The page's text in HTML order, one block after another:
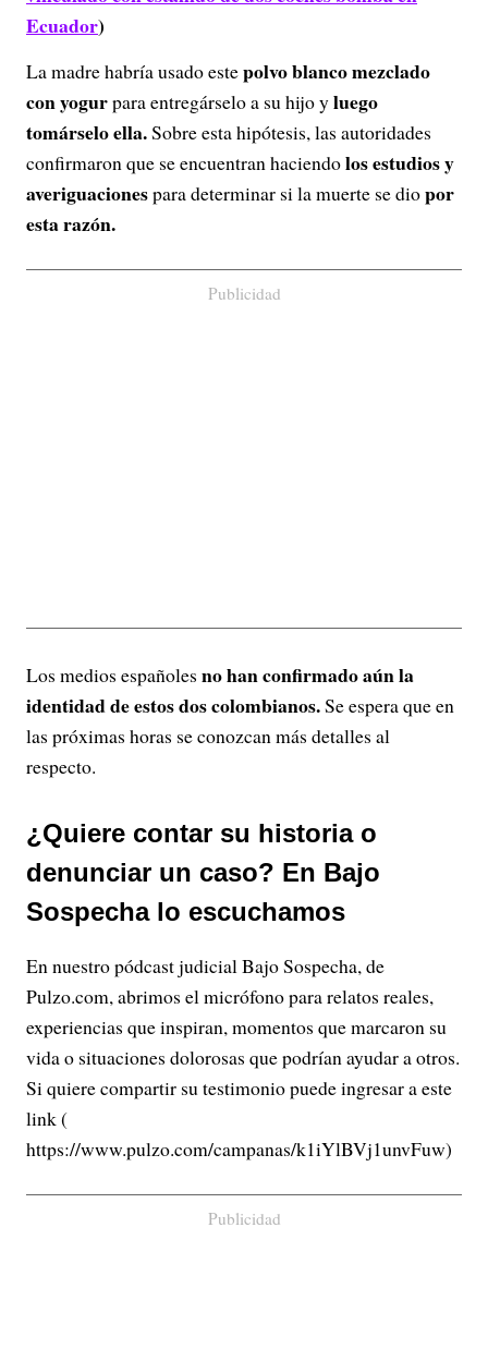
Ecuador)
La madre habría usado estepolvo blanco mezclado
con yogurpara entregárselo a su hijo yluego
tomárselo ella.Sobre esta hipótesis, las autoridades
confirmaron que se encuentran haciendolos estudios y
averiguacionespara determinar si la muerte se diopor
esta razón.
Publicidad
Los medios españoles no han confirmado aún la
identidad de estos dos colombianos.Se espera que en
las próximas horas se conozcan más detalles al
respecto.
¿Quiere contar su historia o
denunciar un caso? En Bajo
Sospecha lo escuchamos
En nuestro pódcast judicial Bajo Sospecha, de
Pulzo.com, abrimos el micrófono para relatos reales,
experiencias que inspiran, momentos que marcaron su
vida o situaciones dolorosas que podrían ayudar a otros.
Si quiere compartir su testimonio puede ingresar a este
link (
https://www.pulzo.com/campanas/k1iYlBVj1unvFuw)
Publicidad